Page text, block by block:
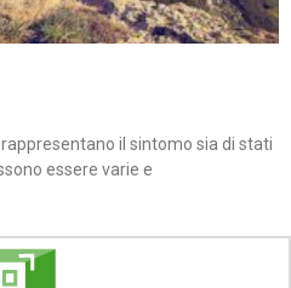
il sintomo sia di stati
essere varie e